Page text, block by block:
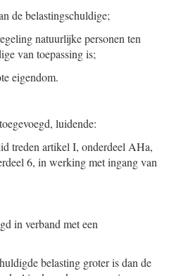
de belastingschuldige;
natuurlijke personen ten
van toepassing is;
eigendom.
luidende:
treden artikel I, onderdeel AHa,
6, in werking met ingang van
in verband met een
belasting groter is dan de